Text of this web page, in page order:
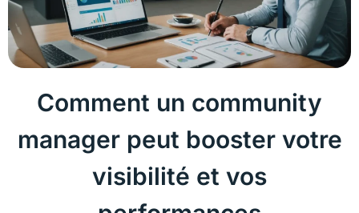
Comment un community
manager peut booster votre
visibilité et vos